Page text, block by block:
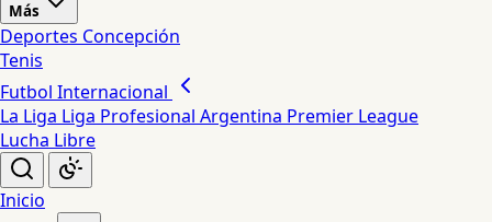
Más
Deportes Concepción
Tenis
Futbol Internacional
La Liga Liga Profesional Argentina Premier League
Lucha Libre
Inicio